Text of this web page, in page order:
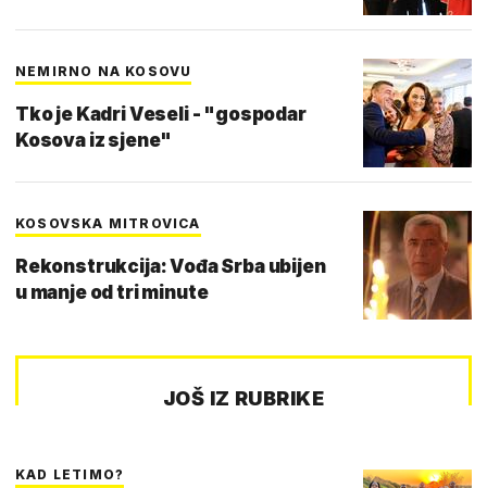
NEMIRNO NA KOSOVU
Tko je Kadri Veseli - "gospodar
Kosova iz sjene"
KOSOVSKA MITROVICA
Rekonstrukcija: Vođa Srba ubijen
u manje od tri minute
JOŠ IZ RUBRIKE
KAD LETIMO?